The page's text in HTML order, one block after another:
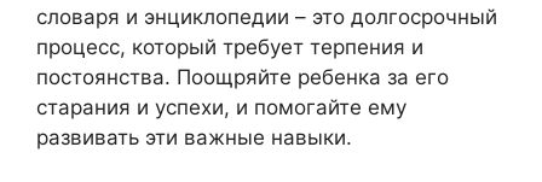
словаря и энциклопедии – это долгосрочный
процесс, который требует терпения и
постоянства. Поощряйте ребенка за его
старания и успехи, и помогайте ему
развивать эти важные навыки.